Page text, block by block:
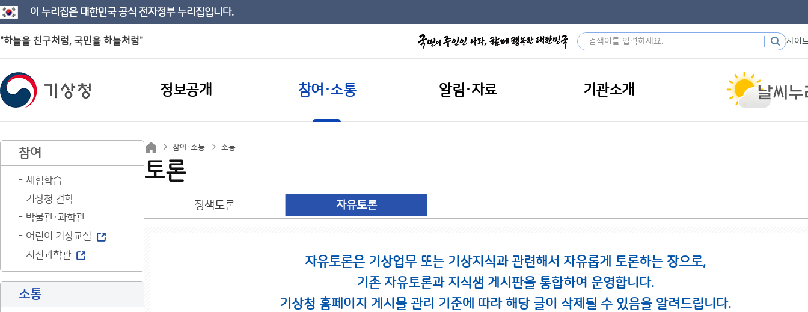
이 누리집은 대한민국 공식 전자정부 누리집입니다.
"하늘을 친구처럼, 국민을 하늘처럼" 사이
정보공개 참여·소통 알림·자료 기관소개
참여
체험학습
기상청 견학
박물관·과학관
어린이 기상교실
지진과학관
소통
참여·소통 소통
토론
정책토론 자유토론
자유토론은 기상업무 또는 기상지식과 관련해서 자유롭게 토론하는 장으로,
기존 자유토론과 지식샘 게시판을 통합하여 운영합니다.
기상청 홈페이지 게시물 관리 기준에 따라 해당 글이 삭제될 수 있음을 알려드립니다.